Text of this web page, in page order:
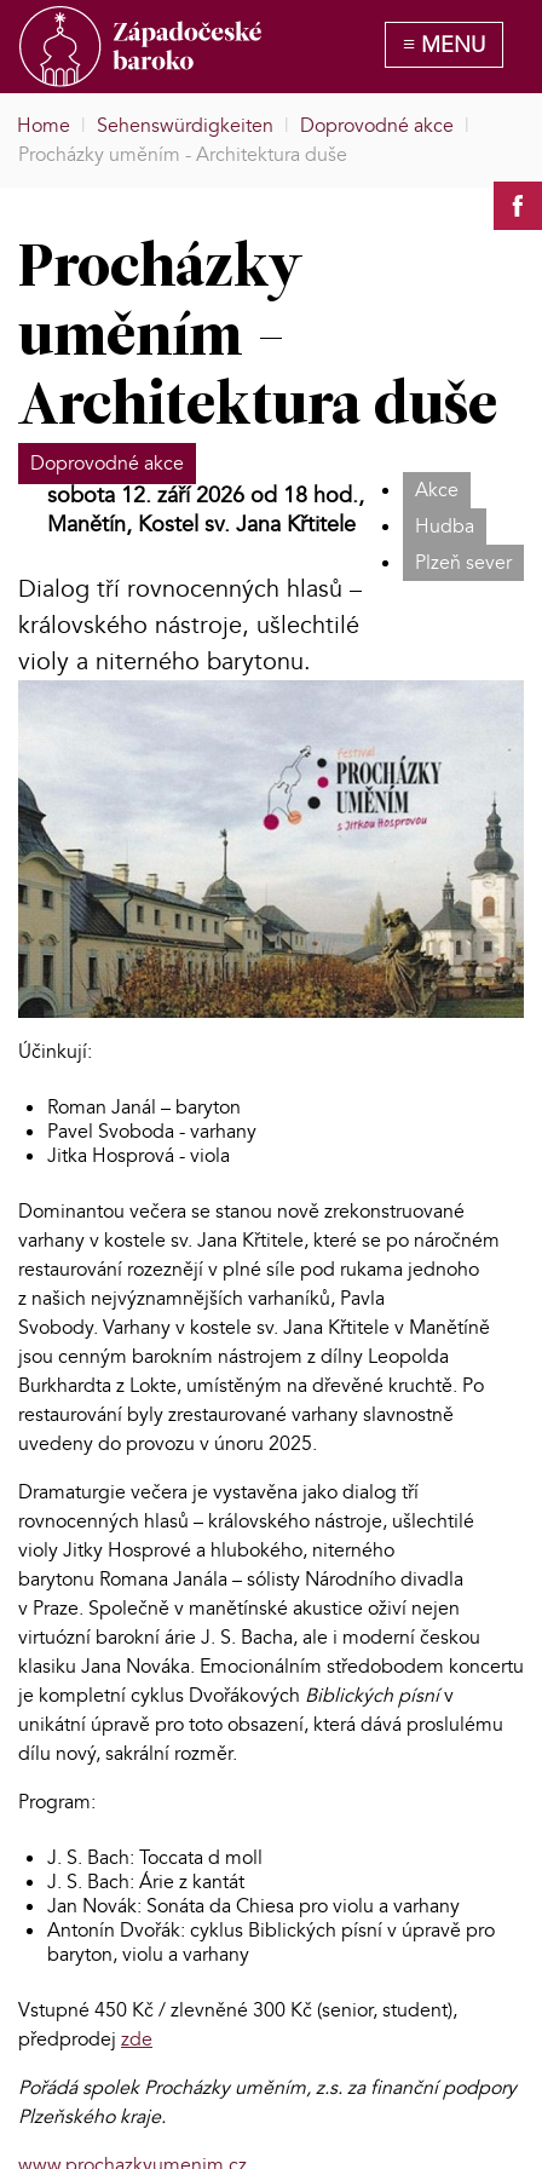
Home | Sehenswürdigkeiten | Doprovodné akce |
Procházky uměním - Architektura duše
Procházky
uměním -
Architektura duše
Doprovodné akce
Akce
Hudba
Plzeň sever
sobota 12. září 2026 od 18 hod.,
Manětín, Kostel sv. Jana Křtitele
Dialog tří rovnocenných hlasů –
královského nástroje, ušlechtilé
violy a niterného barytonu.
Účinkují:
Roman Janál – baryton
Pavel Svoboda - varhany
Jitka Hosprová - viola
Dominantou večera se stanou nově zrekonstruované
varhany v kostele sv. Jana Křtitele, které se po náročném
restaurování rozeznějí v plné síle pod rukama jednoho
z našich nejvýznamnějších varhaníků, Pavla
Svobody. Varhany v kostele sv. Jana Křtitele v Manětíně
jsou cenným barokním nástrojem z dílny Leopolda
Burkhardta z Lokte, umístěným na dřevěné kruchtě. Po
restaurování byly zrestaurované varhany slavnostně
uvedeny do provozu v únoru 2025.
Dramaturgie večera je vystavěna jako dialog tří
rovnocenných hlasů – královského nástroje, ušlechtilé
violy Jitky Hosprové a hlubokého, niterného
barytonu Romana Janála – sólisty Národního divadla
v Praze. Společně v manětínské akustice oživí nejen
virtuózní barokní árie J. S. Bacha, ale i moderní českou
klasiku Jana Nováka. Emocionálním středobodem koncertu
je kompletní cyklus Dvořákových Biblických písnív
unikátní úpravě pro toto obsazení, která dává proslulému
dílu nový, sakrální rozměr.
Program:
J. S. Bach: Toccata d moll
J. S. Bach: Árie z kantát
Jan Novák: Sonáta da Chiesa pro violu a varhany
Antonín Dvořák: cyklus Biblických písní v úpravě pro
baryton, violu a varhany
Vstupné 450 Kč / zlevněné 300 Kč (senior, student),
předprodej zde
Pořádá spolek Procházky uměním, z.s. za finanční podpory
Plzeňského kraje.